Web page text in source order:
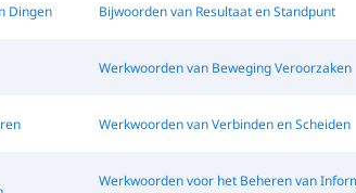
Dingen Bijwoorden van Resultaat en Standpunt
Werkwoorden van Beweging Veroorzaken
Werkwoorden van Verbinden en Scheiden
Werkwoorden voor het Beheren van